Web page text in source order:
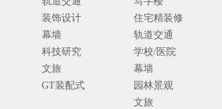
装饰设计
幕墙
科技研究
文旅
GT装配式
住宅精装修
轨道交通
学校/医院
幕墙
园林景观
文旅